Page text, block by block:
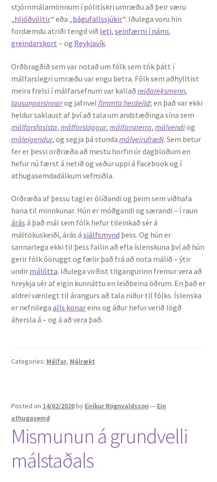
stjórnmálamönnum í pólitískri umræðu að þeir væru
hljóðvilltir“ eða „ þágufallssjúkir“. Iðulega voru hin
fordæmdu atriði tengd við leti, seinfærni í námi,
greindarskort – og Reykjavík.
Orðbragðið sem var notað um fólk sem tók þátt í
málfarslegri umræðu var engu betra. Fólk sem aðhylltist
meira frelsi í málfarsefnum var kallað reiðareksmenn,
lausungarsinnarog jafnvel fimmta herdeild; en það var ekki
heldur saklaust af því að tala um andstæðinga sína sem
málfarsfasista, málfarslöggur, málfarsperra, málvendiog
máleigendur, og segja þá stunda málveirufræði. Sem betur
fer er þessi orðræða að mestu horfin úr dagblöðum en
hefur nú færst á netið og veður uppi á Facebook og í
athugasemdadálkum vefmiðla.
Orðræða af þessu tagi er ólíðandi og þeim sem viðhafa
hana til minnkunar. Hún er móðgandi og særandi – í raun
árás á það mál sem fólk hefur tileinkað sér á
máltökuskeiði, árás á sjálfsmynd þess. Og hún er
sannarlega ekki til þess fallin að efla íslenskuna því að hún
gerir fólk óöruggt og fælir það frá að nota málið – ýtir
undir málótta. Iðulega virðist tilgangurinn fremur vera að
hreykja sér af eigin kunnáttu en leiðbeina öðrum. En það er
aldrei vænlegt til árangurs að tala niður til fólks. Íslenska
er nefnilega alls konareins og áður hefur verið lögð
áhersla á – og á að vera það.
Categories: Málfar, Málrækt
Posted on 14/02/2020by Eiríkur Rögnvaldsson — Ein
athugasemd
Mismunun á grundvelli
málstaðals